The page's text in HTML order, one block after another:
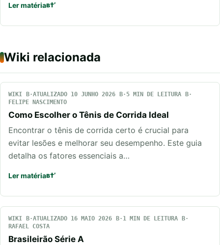
Ler matéria
Wiki relacionada
WIKI ATUALIZADO 10 JUNHO 2026
5 MIN DE LEITURA
FELIPE NASCIMENTO
Como Escolher o Tênis de Corrida Ideal
Encontrar o tênis de corrida certo é crucial para
evitar lesões e melhorar seu desempenho. Este guia
detalha os fatores essenciais a…
Ler matéria
WIKI ATUALIZADO 16 MAIO 2026
1 MIN DE LEITURA
RAFAEL COSTA
Brasileirão Série A